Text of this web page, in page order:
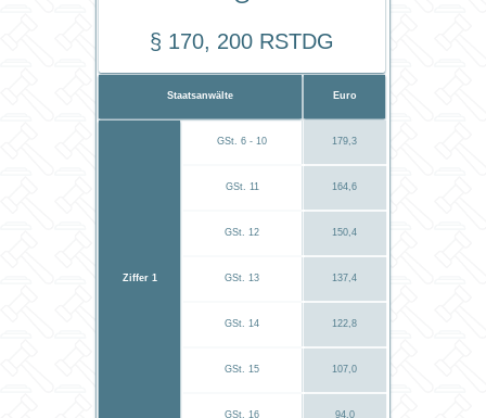
§ 170, 200 RStDG
Staatsanwälte Euro
Ziffer 1
GSt. 6 - 10 179,3
GSt. 11 164,6
GSt. 12 150,4
GSt. 13 137,4
GSt. 14 122,8
GSt. 15 107,0
GSt. 16 94,0